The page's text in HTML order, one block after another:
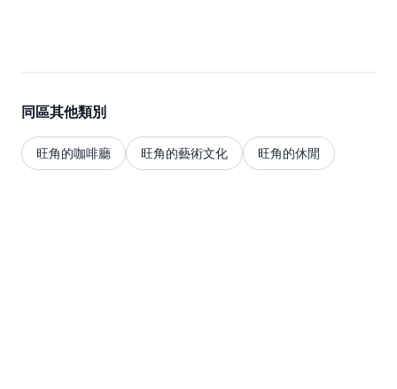
同區其他類別
旺角的咖啡廳 旺角的藝術文化 旺角的休閒